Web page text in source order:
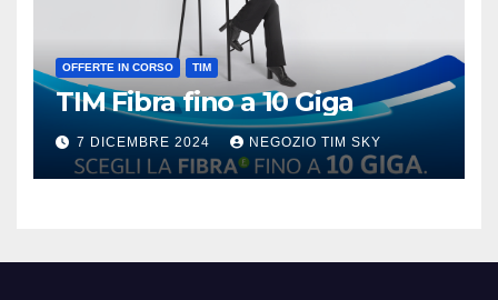
OFFERTE IN CORSO TIM
TIM Fibra fino a 10 Giga
7 DICEMBRE 2024 NEGOZIO TIM SKY